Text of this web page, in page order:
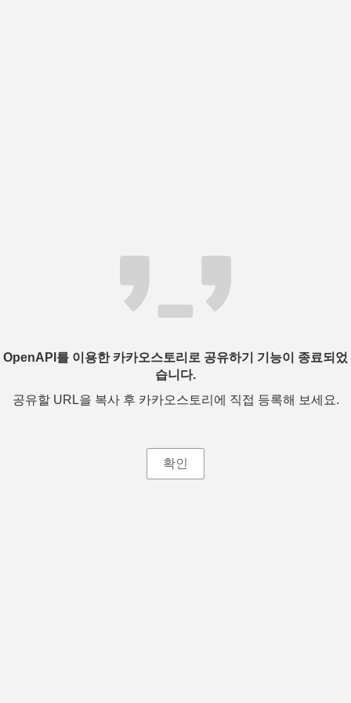
OpenAPI를 이용한 카카오스토리로 공유하기 기능이 종료되었
습니다.
공유할 URL을 복사 후 카카오스토리에 직접 등록해 보세요.
확인